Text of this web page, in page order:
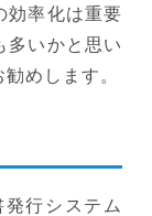
効率化は重要
多いかと思い
めします。
行システム